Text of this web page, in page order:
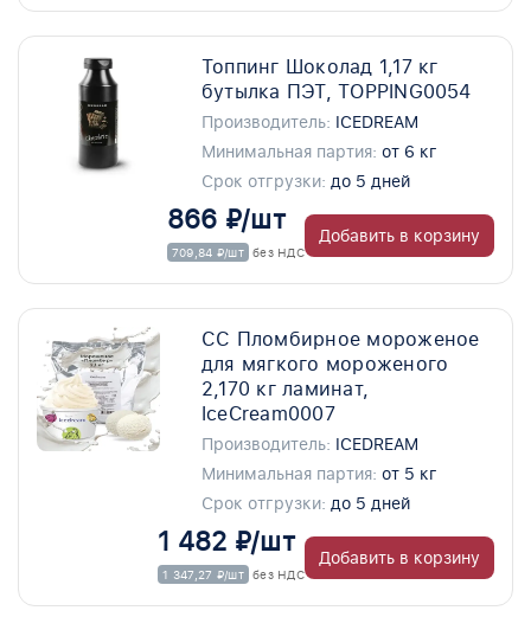
Топпинг Шоколад 1,17 кг
бутылка ПЭТ, TOPPING0054
Производитель: ICEDREAM
Минимальная партия: от 6 кг
Срок отгрузки: до 5 дней
866 ₽/шт
709,84 ₽/шт без НДС
Добавить в корзину
СС Пломбирное мороженое
для мягкого мороженого
2,170 кг ламинат,
IceCream0007
Производитель: ICEDREAM
Минимальная партия: от 5 кг
Срок отгрузки: до 5 дней
1 482 ₽/шт
1 347,27 ₽/шт без НДС
Добавить в корзину